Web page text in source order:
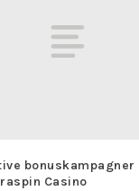
bonuskampagner
Casino